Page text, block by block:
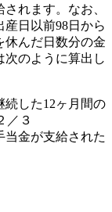
れます。なお、
日以前98日から
休んだ日数分の金
次のように算出し
続した12ヶ月間の
／３
当金が支給された